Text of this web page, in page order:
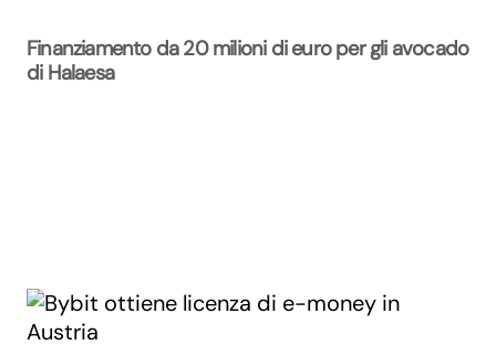
Finanziamento da 20 milioni di euro per gli avocado
di Halaesa